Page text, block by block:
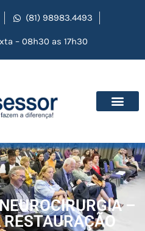
(81) 98983.4493
– 08h30 as 17h30
–